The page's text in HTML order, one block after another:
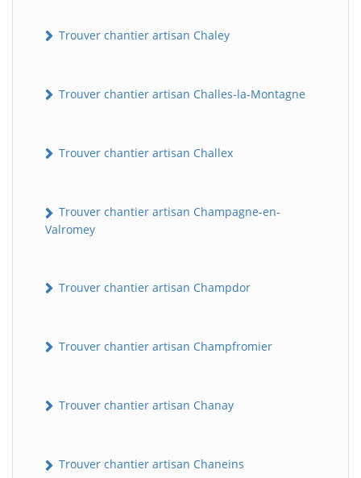
Trouver chantier artisan Chaley
Trouver chantier artisan Challes-la-Montagne
Trouver chantier artisan Challex
Trouver chantier artisan Champagne-en-
Valromey
Trouver chantier artisan Champdor
Trouver chantier artisan Champfromier
Trouver chantier artisan Chanay
Trouver chantier artisan Chaneins